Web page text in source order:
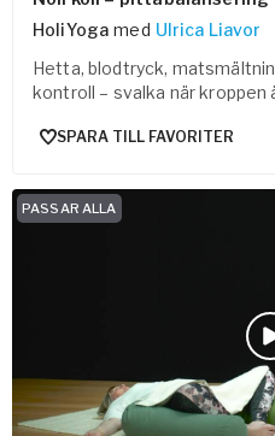
HoliYoga med Ulrica Liavor
Hetta, blodtryck,
kontroll – svalka när kroppen
SPARA TILL FAVORITER
PASSAR ALLA